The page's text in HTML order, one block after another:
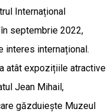
Internațional
septembrie 2022,
interes internațional.
atât expozițiile atractive
Jean Mihail,
găzduiește Muzeul